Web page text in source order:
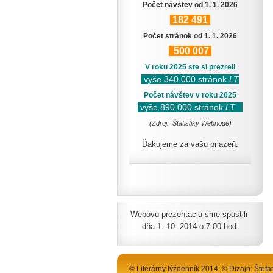
Počet návštev od 1. 1. 2026
182 491
Počet stránok od 1. 1. 2026
500 007
V roku 2025 ste si prezreli
vyše 340 000 stránok LT
Počet návštev v roku 2025
vyše 890 000 stránok LT
(Zdroj: Štatistiky Webnode)
Ďakujeme za vašu priazeň.
Webovú prezentáciu sme spustili
dňa 1. 10. 2014 o 7.00 hod.
© Literárny týždenník 2014. © Dizajn: